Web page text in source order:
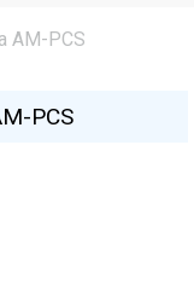
AM-PCS
PCS